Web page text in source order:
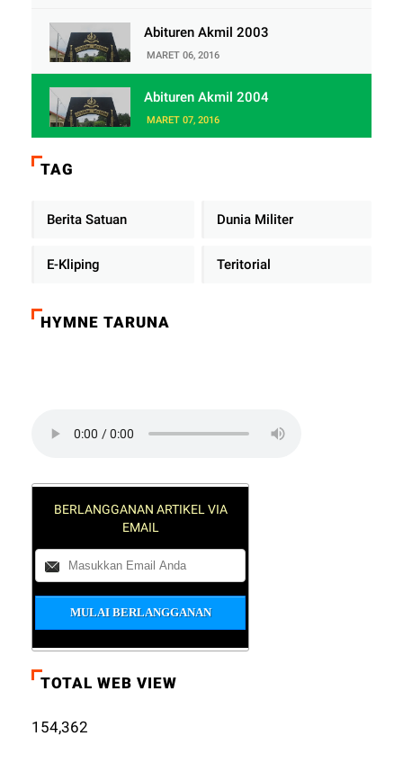
Abituren Akmil 2003
MARET 06, 2016
Abituren Akmil 2004
MARET 07, 2016
TAG
Berita Satuan Dunia Militer
E-Kliping Teritorial
HYMNE TARUNA
BERLANGGANAN ARTIKEL VIA
EMAIL
TOTAL WEB VIEW
154,362